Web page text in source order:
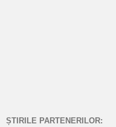
ȘTIRILE PARTENERILOR: